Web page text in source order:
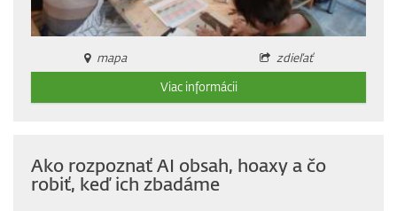
mapa
zdieľať
Viac informácii
Ako rozpoznať AI obsah, hoaxy a čo
robiť, keď ich zbadáme